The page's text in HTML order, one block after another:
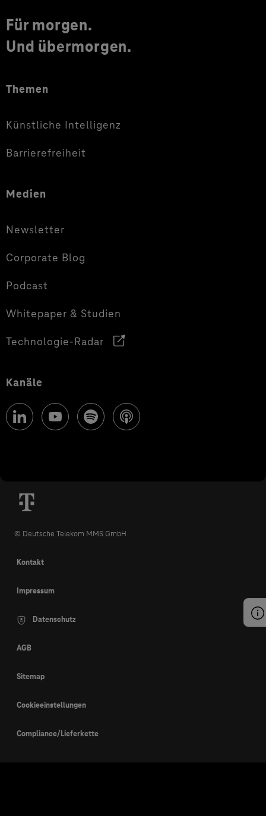
Für morgen.
Und übermorgen.
Themen
Künstliche Intelligenz
Barrierefreiheit
Medien
Newsletter
Corporate Blog
Podcast
Whitepaper & Studien
Technologie-Radar
Kanäle
© Deutsche Telekom MMS GmbH
Kontakt
Impressum
Datenschutz
AGB
Sitemap
Cookieeinstellungen
Compliance/Lieferkette